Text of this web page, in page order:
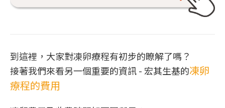
到這裡，大家對凍卵療程有初步的瞭解了嗎？
接著我們來看另一個重要的資訊 - 宏其生基的凍卵
療程的費用